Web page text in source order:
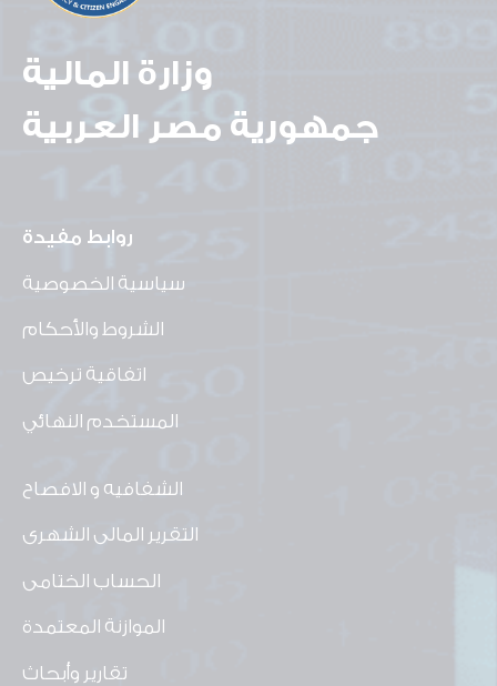
وزارة المالية
جمهورية مصر العربية
روابط مفيدة
سياسية الخصوصية
الشروط والأحكام
اتفاقية ترخيص
المستخدم النهائي
الشفافيه و الافصاح
التقرير المالى الشهرى
الحساب الختامى
الموازنة المعتمدة
تقارير وأبحاث